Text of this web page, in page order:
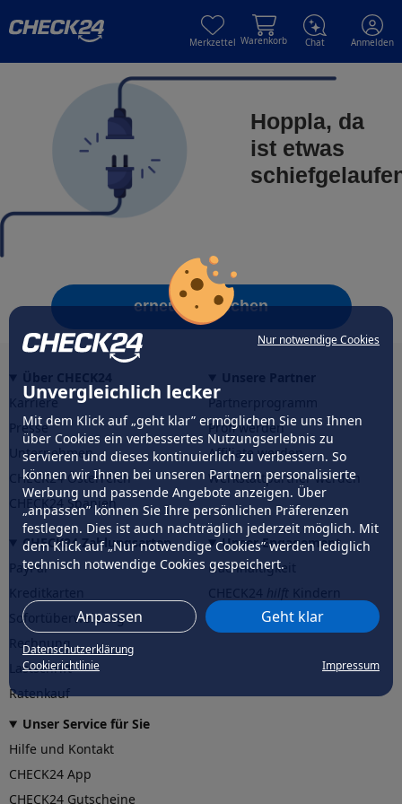
Nur notwendige Cookies
Unvergleichlich lecker
Mit dem Klick auf „geht klar” ermöglichen Sie uns Ihnen
über Cookies ein verbessertes Nutzungserlebnis zu
servieren und dieses kontinuierlich zu verbessern. So
können wir Ihnen bei unseren Partnern personalisierte
Werbung und passende Angebote anzeigen. Über
„anpassen” können Sie Ihre persönlichen Präferenzen
festlegen. Dies ist auch nachträglich jederzeit möglich. Mit
dem Klick auf „Nur notwendige Cookies” werden lediglich
technisch notwendige Cookies gespeichert.
Anpassen Geht klar
Datenschutzerklärung
Cookierichtlinie
Impressum
Merkzettel Warenkorb Chat Anmelden
Hoppla, da
ist etwas
erneut versuchen
Karriere
Presse
Unternehmen
CHECK24 Österreich
CHECK24 Spanien
Partnerprogramm
Profi werden
Affiliate werden
Werkstattpartner werden
CHECK24 Zahlungsarten
PayPal
Sofortüberweisung
Rechnung
Lastschrift
Ratenkauf
Unser Engagement
Nachhaltigkeit
CHECK24hilftder Natur
Unser Service für Sie
Hilfe und Kontakt
CHECK24 App
CHECK24 Gutscheine